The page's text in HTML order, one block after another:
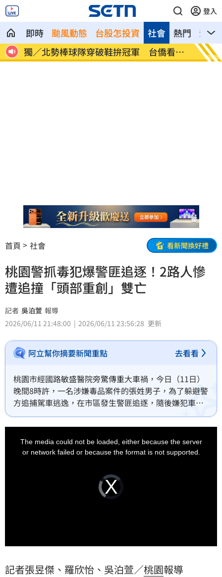
登入
即時 颱風動態 台股怎投資 熱門 影音
社會
哭
南港Lalaport鷹架坍塌！3櫃位暫停營業 疊單
首頁 社會 看新聞換好禮
桃園警抓毒犯爆警匪追逐！2路人慘
遭追撞「頭部重創」雙亡
記者 吳泊萱 報導
2026/06/11 21:48:00
2026/06/11 23:56:28 更新
阿立幫你摘要新聞重點 去看看
桃園市經國路敏盛醫院旁驚傳重大車禍，今日（11日）
晚間8時許，一名涉嫌毒品案件的張姓男子，為了躲避警
方追捕駕車逃逸，在市區發生警匪追逐，隨後嫌犯車輛
失控衝向路邊，撞上2名路人，2人當場失去生命跡象，
經送醫搶救不治；肇事駕駛也因重傷昏迷，目前仍在醫
院救治。事後警方在張男車內查獲安非他命，經抽血檢
驗證實張男有毒品反應，全案依毒駕肇事偵辦中，詳細
Video
Player
is
loading.
The media could not be loaded, either because the server
or network failed or because the format is not supported.
記者張昱傑、羅欣怡、吳泊萱／桃園報導